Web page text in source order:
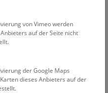
Museum
von Vimeo werden
auf der Seite nicht
der Google Maps
dieses Anbieters auf der